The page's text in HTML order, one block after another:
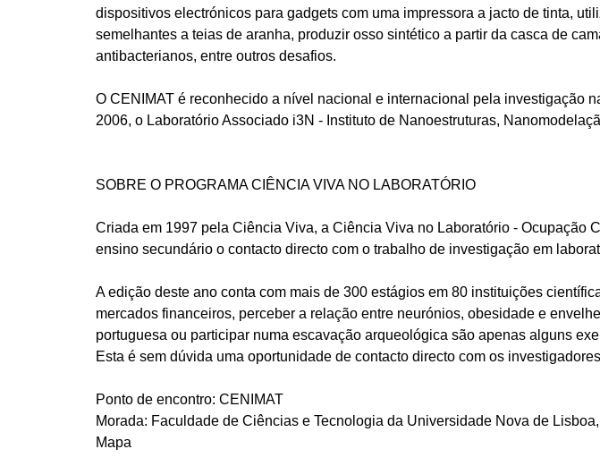
dispositivos electrónicos para gadgets com uma impressora a jacto de tinta,
semelhantes a teias de aranha, produzir osso sintético a partir da casca de
antibacterianos, entre outros desafios.
O CENIMAT é reconhecido a nível nacional e internacional pela investigação
2006, o Laboratório Associado i3N - Instituto de Nanoestruturas,
SOBRE O PROGRAMA CIÊNCIA VIVA NO LABORATÓRIO
Criada em 1997 pela Ciência Viva, a Ciência Viva no Laboratório - Ocupação
ensino secundário o contacto directo com o trabalho de investigação em
A edição deste ano conta com mais de 300 estágios em 80 instituições
mercados financeiros, perceber a relação entre neurónios, obesidade e
portuguesa ou participar numa escavação arqueológica são apenas alguns
Esta é sem dúvida uma oportunidade de contacto directo com os
Ponto de encontro: CENIMAT
Morada: Faculdade de Ciências e Tecnologia da Universidade Nova de
Mapa